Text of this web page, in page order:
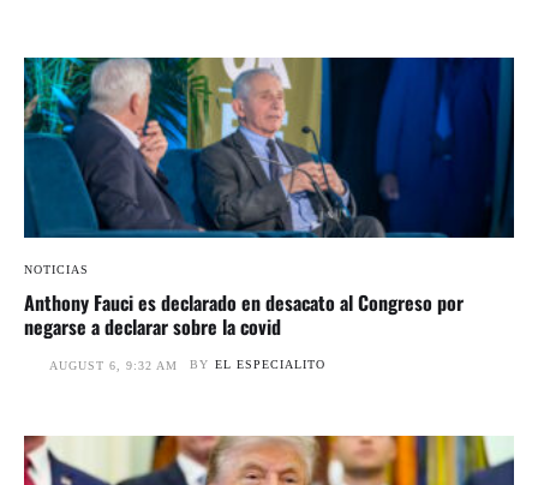
NOTICIAS
Anthony Fauci es declarado en desacato al Congreso por
negarse a declarar sobre la covid
AUGUST 6, 9:32 AM BY EL ESPECIALITO